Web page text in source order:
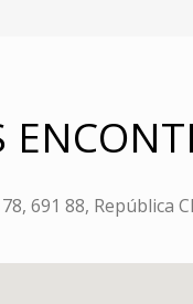
691 88, República